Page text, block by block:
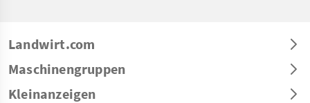
Landwirt.com
Maschinengruppen
Kleinanzeigen